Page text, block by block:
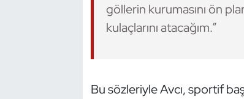
göllerin kurumasını ön
kulaçlarını atacağım.”
Bu sözleriyle Avcı, sportif